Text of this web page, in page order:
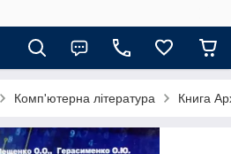
Комп'ютерна література Книга